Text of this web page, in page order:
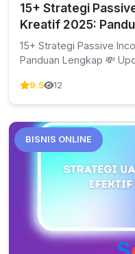
15+ Strategi
Kreatif 2025:
15+ Strategi Passive
Panduan Lengkap 💸
9.5 12
BISNIS ONLINE